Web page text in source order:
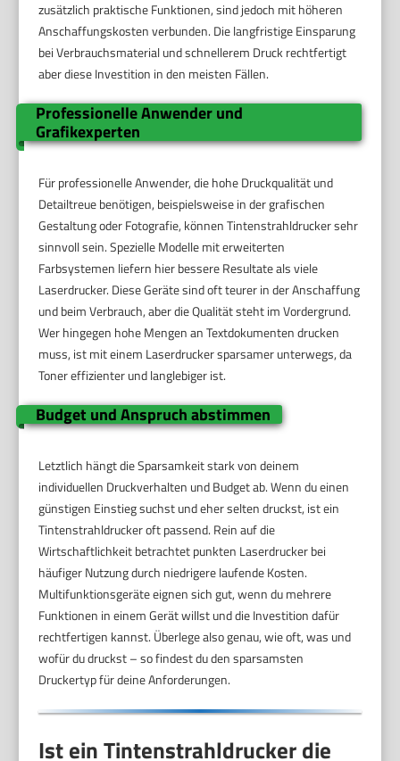
zusätzlich praktische Funktionen, sind jedoch mit höheren
Anschaffungskosten verbunden. Die langfristige Einsparung
bei Verbrauchsmaterial und schnellerem Druck rechtfertigt
aber diese Investition in den meisten Fällen.
Professionelle Anwender und
Grafikexperten
Für professionelle Anwender, die hohe Druckqualität und
Detailtreue benötigen, beispielsweise in der grafischen
Gestaltung oder Fotografie, können Tintenstrahldrucker sehr
sinnvoll sein. Spezielle Modelle mit erweiterten
Farbsystemen liefern hier bessere Resultate als viele
Laserdrucker. Diese Geräte sind oft teurer in der Anschaffung
und beim Verbrauch, aber die Qualität steht im Vordergrund.
Wer hingegen hohe Mengen an Textdokumenten drucken
muss, ist mit einem Laserdrucker sparsamer unterwegs, da
Toner effizienter und langlebiger ist.
Budget und Anspruch abstimmen
Letztlich hängt die Sparsamkeit stark von deinem
individuellen Druckverhalten und Budget ab. Wenn du einen
günstigen Einstieg suchst und eher selten druckst, ist ein
Tintenstrahldrucker oft passend. Rein auf die
Wirtschaftlichkeit betrachtet punkten Laserdrucker bei
häufiger Nutzung durch niedrigere laufende Kosten.
Multifunktionsgeräte eignen sich gut, wenn du mehrere
Funktionen in einem Gerät willst und die Investition dafür
rechtfertigen kannst. Überlege also genau, wie oft, was und
wofür du druckst – so findest du den sparsamsten
Druckertyp für deine Anforderungen.
Ist ein Tintenstrahldrucker die